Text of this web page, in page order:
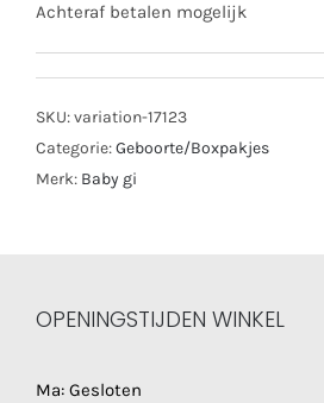
Achteraf betalen mogelijk
SKU:variation-17123
Categorie:Geboorte/Boxpakjes
Merk: Baby gi
OPENINGSTIJDEN WINKEL
Ma: Gesloten